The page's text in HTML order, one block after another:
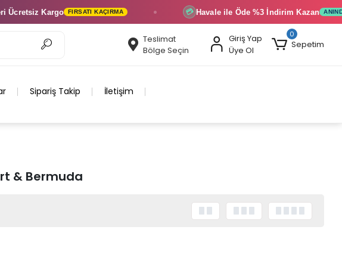
Kargo FIRSATI KAÇIRMA Havale ile Öde%3 İndirimKazan ANINDA
Teslimat
Bölge Seçin
Giriş Yap
Üye Ol
0
Sepetim
Sipariş Takip İletişim
& Bermuda